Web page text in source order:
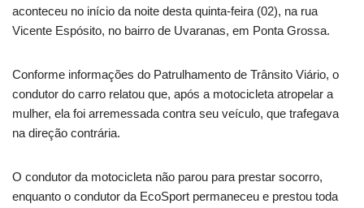
aconteceu no início da noite desta quinta-feira (02), na rua
Vicente Espósito, no bairro de Uvaranas, em Ponta Grossa.
Conforme informações do Patrulhamento de Trânsito Viário, o
condutor do carro relatou que, após a motocicleta atropelar a
mulher, ela foi arremessada contra seu veículo, que trafegava
na direção contrária.
O condutor da motocicleta não parou para prestar socorro,
enquanto o condutor da EcoSport permaneceu e prestou toda